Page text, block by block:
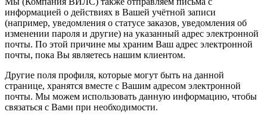
информацией о действиях в Вашей учётной записи
(например, уведомления о статусе заказов, уведомления об
изменении пароля и другие) на указанный адрес электронной
почты. По этой причине мы храним Ваш адрес электронной
почты, пока Вы являетесь нашим клиентом.
Другие поля профиля, которые могут быть на данной
странице, хранятся вместе с Вашим адресом электронной
почты. Мы можем использовать данную информацию, чтобы
связаться с Вами при необходимости.